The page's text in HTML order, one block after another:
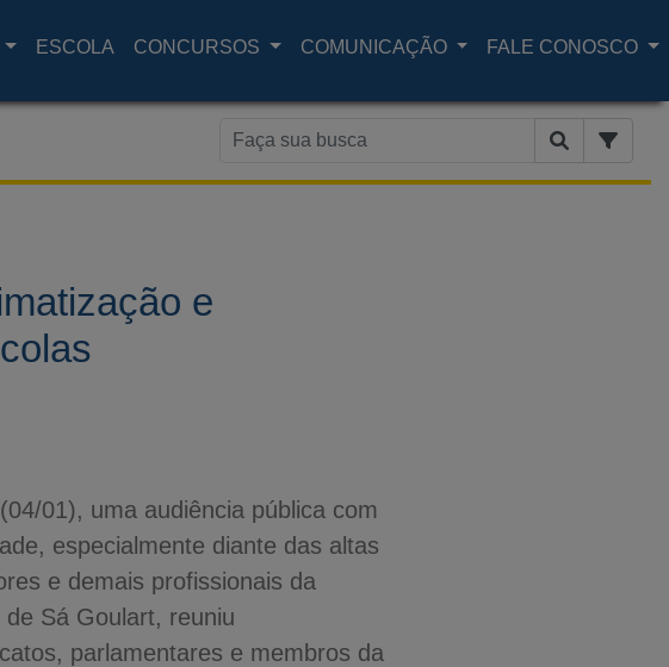
ESCOLA CONCURSOS COMUNICAÇÃO FALE CONOSCO
e
01), uma audiência pública com
especialmente diante das altas
e demais profissionais da
Sá Goulart, reuniu
parlamentares e membros da